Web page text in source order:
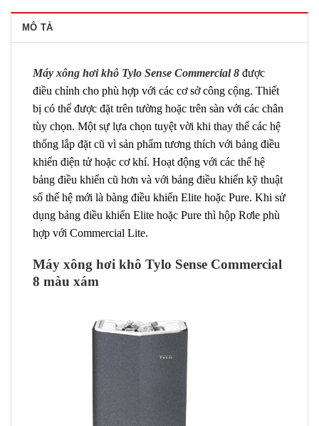
MÔ TẢ
Máy xông hơi khô Tylo Sense Commercial 8 được
điều chỉnh cho phù hợp với các cơ sở công cộng. Thiết
bị có thể được đặt trên tường hoặc trên sàn với các chân
tùy chọn. Một sự lựa chọn tuyệt vời khi thay thế các hệ
thống lắp đặt cũ vì sản phẩm tương thích với bảng điều
khiển điện tử hoặc cơ khí. Hoạt động với các thế hệ
bảng điều khiển cũ hơn và với bảng điều khiển kỹ thuật
số thế hệ mới là bàng điều khiển Elite hoặc Pure. Khi sử
dụng bảng điều khiển Elite hoặc Pure thì hộp Rơle phù
hợp với Commercial Lite.
Máy xông hơi khô Tylo Sense Commercial
8 màu xám